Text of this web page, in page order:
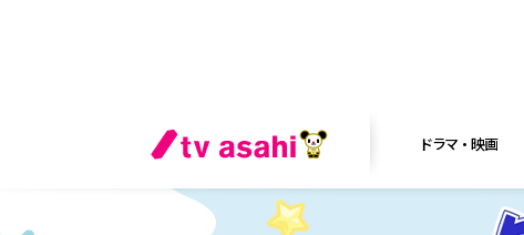
ドラマ・映画